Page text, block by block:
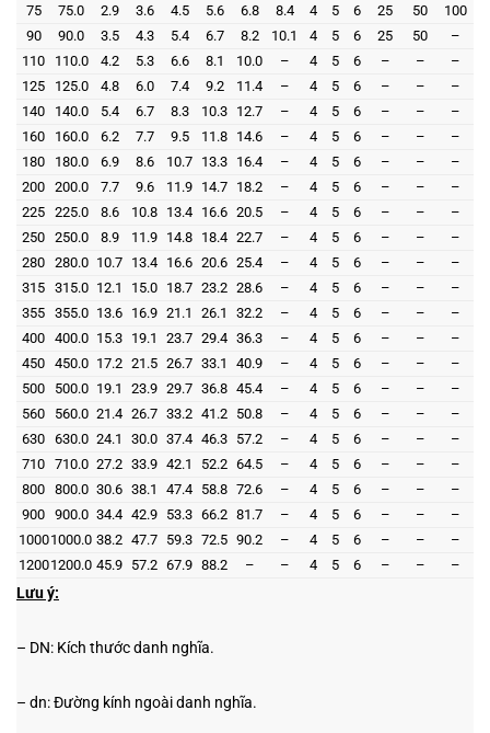
75
75.0 2.9 3.6 4.5 5.6 6.8 8.4 4 5 6 25 50
100
90
90.0 3.5 4.3 5.4 6.7 8.2 10.1 4 5 6 25 50
–
110
110.0 4.2 5.3 6.6 8.1 10.0 – 4 5 6 – –
–
125
125.0 4.8 6.0 7.4 9.2 11.4 – 4 5 6 – –
–
140
140.0 5.4 6.7 8.3 10.3 12.7 – 4 5 6 – –
–
160
160.0 6.2 7.7 9.5 11.8 14.6 – 4 5 6 – –
–
180
180.0 6.9 8.6 10.7 13.3 16.4 – 4 5 6 – –
–
200 200.0 7.7 9.6 11.9 14.7 18.2 – 4 5 6 – –
–
225 225.0 8.6 10.8 13.4 16.6 20.5 – 4 5 6 – –
–
250 250.0 8.9 11.9 14.8 18.4 22.7 – 4 5 6 – –
–
280 280.0 10.7 13.4 16.6 20.6 25.4 – 4 5 6 – –
–
315 315.0 12.1 15.0 18.7 23.2 28.6 – 4 5 6 – –
–
355 355.0 13.6 16.9 21.1 26.1 32.2 – 4 5 6 – –
–
400 400.0 15.3 19.1 23.7 29.4 36.3 – 4 5 6 – –
–
450 450.0 17.2 21.5 26.7 33.1 40.9 – 4 5 6 – –
–
500
500.0 19.1 23.9 29.7 36.8 45.4 – 4 5 6 – –
–
560
560.0 21.4 26.7 33.2 41.2 50.8 – 4 5 6 – –
–
630 630.0 24.1 30.0 37.4 46.3 57.2 – 4 5 6 – –
–
710 710.0 27.2 33.9 42.1 52.2 64.5 – 4 5 6 – –
–
800 800.0 30.6 38.1 47.4 58.8 72.6 – 4 5 6 – –
–
900 900.0 34.4 42.9 53.3 66.2 81.7 – 4 5 6 – –
–
10001000.0 38.2 47.7 59.3 72.5 90.2 – 4 5 6 – –
–
12001200.0 45.9 57.2 67.9 88.2 – – 4 5 6 – – –
Lưu ý:
– DN: Kích thước danh nghĩa.
– dn: Đường kính ngoài danh nghĩa.